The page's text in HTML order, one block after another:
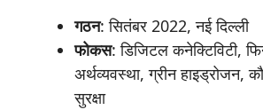
गठन: सितंबर 2022, नई दिल्ली
फोकस: डिजिटल कनेक्टिविटी,
अर्थव्यवस्था, ग्रीन हाइड्रोजन,
सुरक्षा